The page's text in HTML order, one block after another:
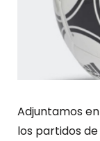
Adjuntamos
los partidos